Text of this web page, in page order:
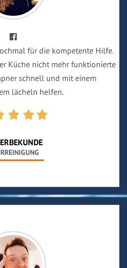
für die kompetente Hilfe.
Küche nicht mehr funktionierte
schnell und mit einem
lächeln helfen.